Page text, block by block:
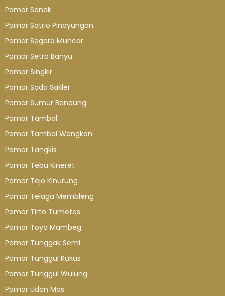
Pamor Sanak
Pamor Satrio Pinayungan
Pamor Segoro Muncar
Pamor Setro Banyu
Pamor Singkir
Pamor Sodo Sakler
Pamor Sumur Bandung
Pamor Tambal
Pamor Tambal Wengkon
Pamor Tangkis
Pamor Tebu Kineret
Pamor Tejo Kinurung
Pamor Telaga Membleng
Pamor Tirto Tumetes
Pamor Toya Mambeg
Pamor Tunggak Semi
Pamor Tunggul Kukus
Pamor Tunggul Wulung
Pamor Udan Mas